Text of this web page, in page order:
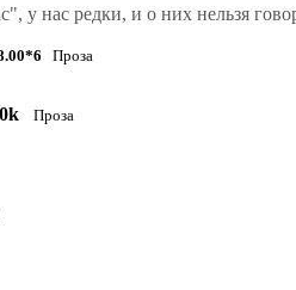
у нас редки, и о них нельзя
Проза
Проза